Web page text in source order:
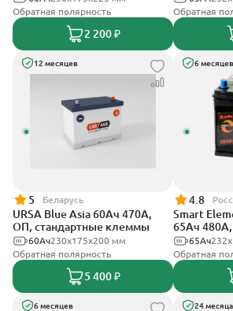
Обратная полярность
2 200 ₽
Обратная
12 месяцев
5 Беларусь
URSA Blue Asia 60Ач 470А,
ОП, стандартные клеммы
230x175x200 мм
60Ач
Обратная полярность
5 400 ₽
6 месяцев
4.8
Smart
65Ач 480А,
клеммы
65Ач
Обратная
6 месяцев 24 месяца